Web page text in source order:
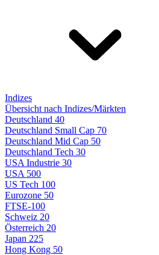
Indizes
Übersicht nach Indizes/Märkten
Deutschland 40
Deutschland Small Cap 70
Deutschland Mid Cap 50
Deutschland Tech 30
USA Industrie 30
USA 500
US Tech 100
Eurozone 50
FTSE-100
Schweiz 20
Österreich 20
Japan 225
Hong Kong 50